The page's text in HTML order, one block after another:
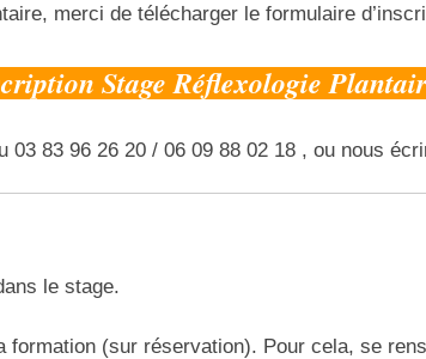
merci de télécharger le formulaire
Stage Réflexologie
03 83 96 26 20 / 06 09 88 02 18 , ou nous
le stage.
(sur réservation). Pour cela, se